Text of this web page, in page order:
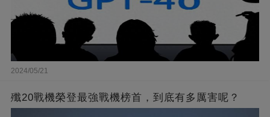
2024/05/21
殲20戰機榮登最強戰機榜首，到底有多厲害呢？